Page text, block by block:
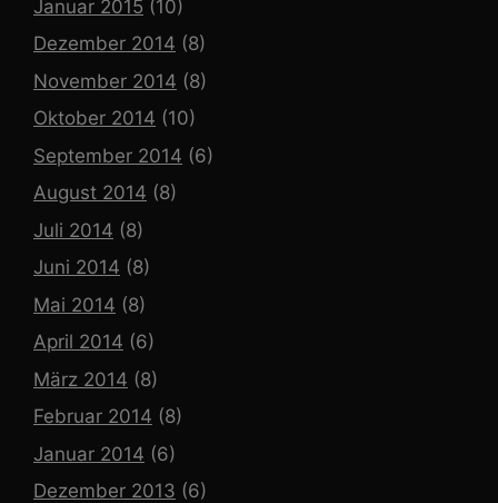
Januar 2015 (10)
Dezember 2014 (8)
November 2014 (8)
Oktober 2014 (10)
September 2014 (6)
August 2014 (8)
Juli 2014 (8)
Juni 2014 (8)
Mai 2014 (8)
April 2014 (6)
März 2014 (8)
Februar 2014 (8)
Januar 2014 (6)
Dezember 2013 (6)